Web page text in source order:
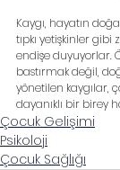
Kaygı, hayatın
tıpkı yetişkinler
endişe duyuyorlar.
bastırmak değil,
yönetilen kaygılar,
dayanıklı bir birey
Çocuk Gelişimi
Psikoloji
Çocuk Sağlığı